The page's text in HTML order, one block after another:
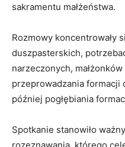
sakramentu małżeństwa.
Rozmowy koncentrowały
duszpasterskich,
narzeczonych,
przeprowadzania formacji
później pogłębiania
Spotkanie stanowiło
rozeznawania, którego